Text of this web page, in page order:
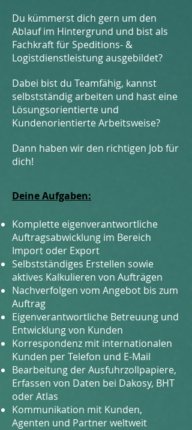
Du kümmerst dich gern um den
Ablauf im Hintergrund und bist als
Fachkraft fürSpeditions- &
Logistdienstleistung ausgebildet?
Dabei bist du Teamfähig, kannst
selbstständig arbeiten und hast eine
Lösungsorientierte und
KundenorientierteArbeitsweise?
Dann haben wir den richtigen Job für
dich!
Deine Aufgaben:
Komplette eigenverantwortliche
Auftragsabwicklung im Bereich
Import oder Export
Selbstständiges Erstellen sowie
aktives Kalkulieren von Aufträgen
Nachverfolgen vom Angebot bis zum
Auftrag
Eigenverantwortliche Betreuung und
Entwicklung von Kunden
Korrespondenz mit internationalen
Kunden per Telefon und E-Mail
Bearbeitung der Ausfuhrzollpapiere,
Erfassen von Daten bei Dakosy, BHT
oder Atlas
Kommunikation mit Kunden,
Agenten und Partner weltweit